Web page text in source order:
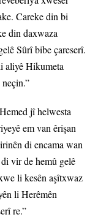
Careke din bi
din daxwaza
Sûrî bibe çareserî.
aliyê Hikumeta
jî helwesta
em van êrişan
di encama wan
vir de hemû gelê
li kesên aşîtxwaz
li Herêmên
re.”